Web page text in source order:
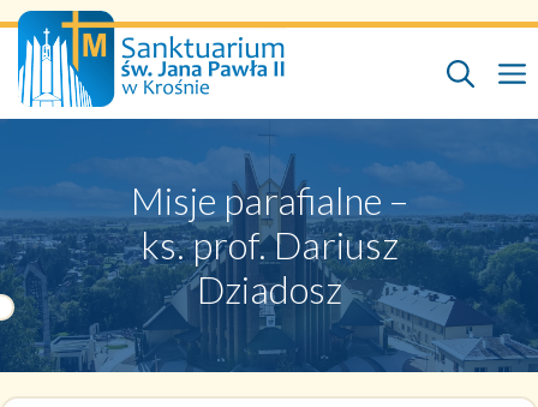
Przejdź
do
treści
Misje parafialne –
ks. prof. Dariusz
Dziadosz